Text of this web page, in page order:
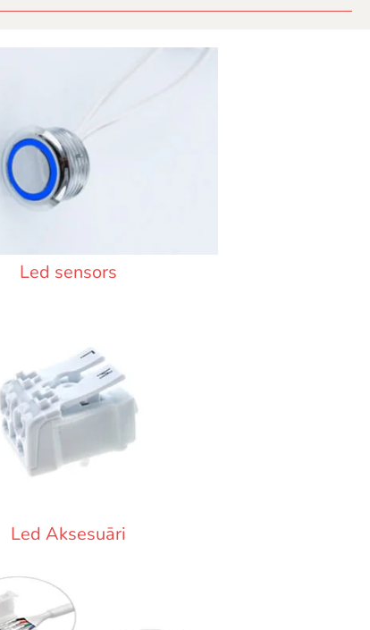
Led sensors
Led Aksesuāri